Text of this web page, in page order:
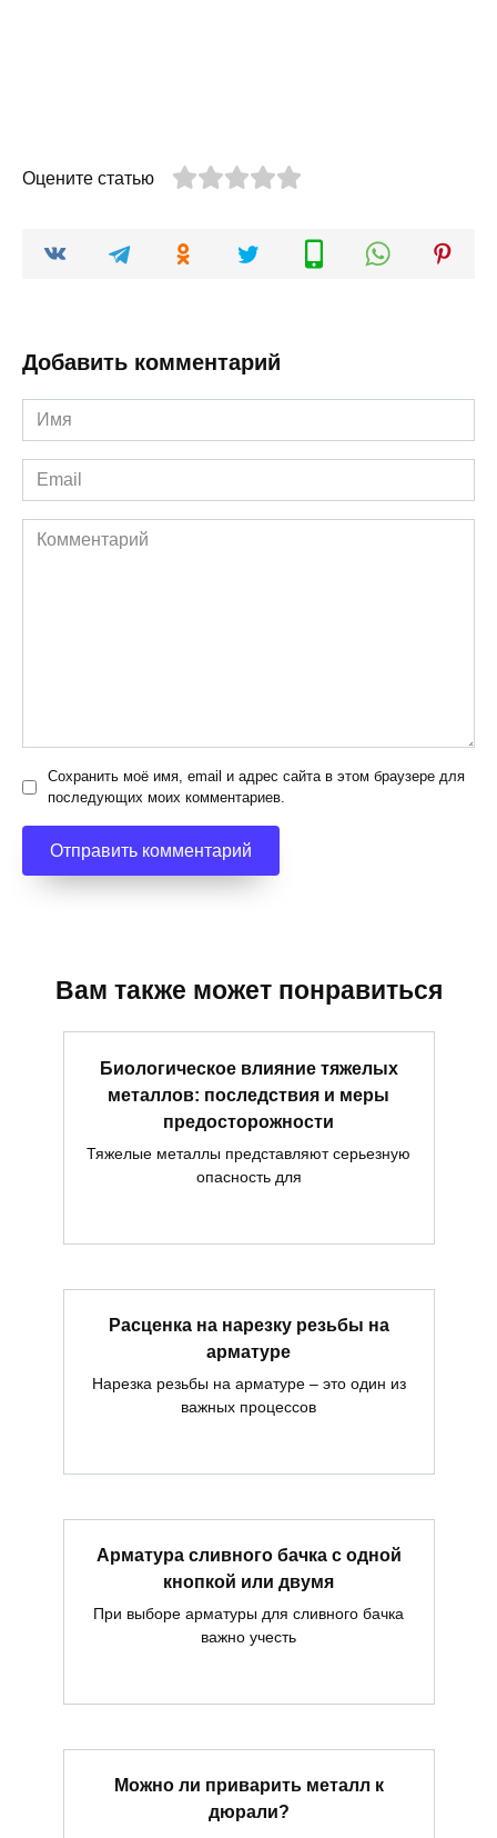
Оцените статью
Добавить комментарий
Имя
*
Email
*
Комментарий
Сохранить моё имя, email и адрес сайта в этом браузере для
последующих моих комментариев.
Вам также может понравиться
Биологическое влияние тяжелых
металлов: последствия и меры
предосторожности
Тяжелые металлы представляют серьезную
опасность для
Расценка на нарезку резьбы на
арматуре
Нарезка резьбы на арматуре – это один из
важных процессов
Арматура сливного бачка с одной
кнопкой или двумя
При выборе арматуры для сливного бачка
важно учесть
Можно ли приварить металл к
дюрали?